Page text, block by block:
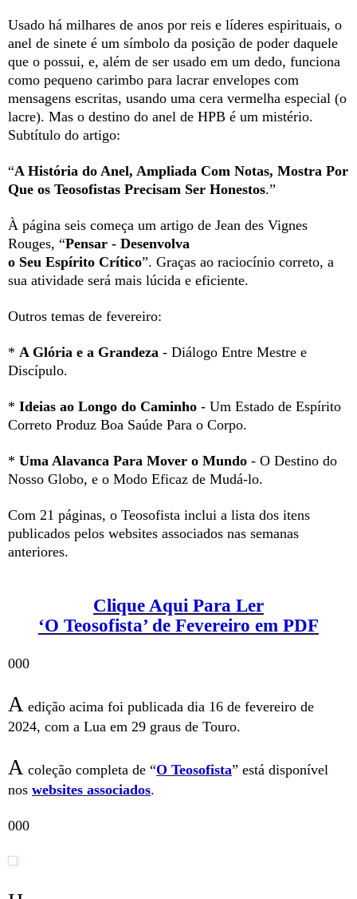
Usado há milhares de anos por reis e líderes espirituais, o
anel de sinete é um símbolo da posição de poder daquele
que o possui, e, além de ser usado em um dedo, funciona
como pequeno carimbo para lacrar envelopes com
mensagens escritas, usando uma cera vermelha especial (o
lacre). Mas o destino do anel de HPB é um mistério.
Subtítulo do artigo:
“A História do Anel, Ampliada Com Notas, Mostra Por
Que os Teosofistas Precisam Ser Honestos.”
À página seis começa um artigo de Jean des Vignes
Rouges, “Pensar - Desenvolva
o Seu Espírito Crítico”. Graças ao raciocínio correto, a
sua atividade será mais lúcida e eficiente.
Outros temas de fevereiro:
* A Glória e a Grandeza - Diálogo Entre Mestre e
Discípulo.
* Ideias ao Longo do Caminho - Um Estado de Espírito
Correto Produz Boa Saúde Para o Corpo.
* Uma Alavanca Para Mover o Mundo - O Destino do
Nosso Globo, e o Modo Eficaz de Mudá-lo.
Com 21 páginas, o Teosofista inclui a lista dos itens
publicados pelos websites associados nas semanas
anteriores.
Clique Aqui Para Ler
‘O Teosofista’ de Fevereiro em PDF
000
A edição acima foi publicada dia 16 de fevereiro de
2024, com a Lua em 29 graus de Touro.
A coleção completa de “O Teosofista” está disponível
nos websites associados.
000